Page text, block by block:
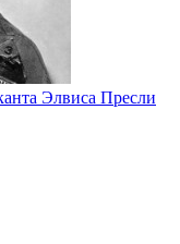
Элвиса Пресли